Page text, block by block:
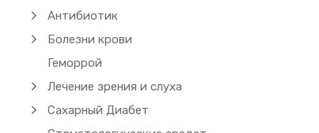
Антибиотик
Болезни крови
Геморрой
Лечение зрения и слуха
Сахарный Диабет